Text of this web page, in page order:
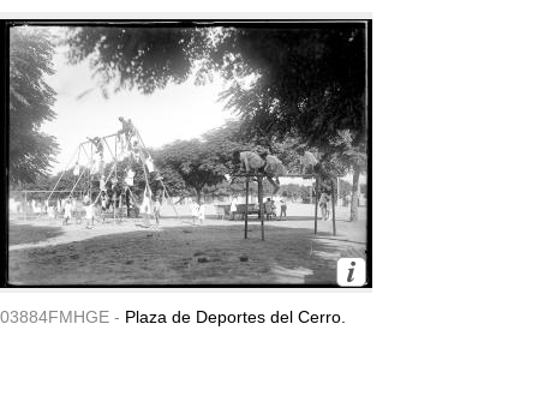
03884FMHGE - Plaza de Deportes del Cerro.